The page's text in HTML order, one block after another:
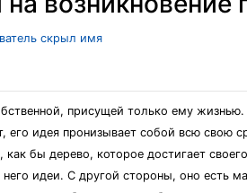
скрыл имя
присущей только ему
его идея пронизывает собой всю свою
как бы дерево, которое достигает
идеи. С другой стороны, оно есть